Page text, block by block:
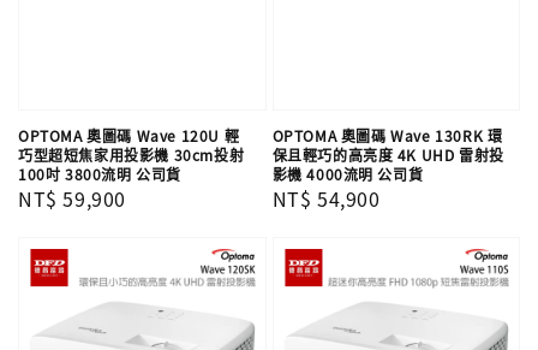
OPTOMA 奧圖碼 Wave 120U 輕
巧型超短焦家用投影機 30cm投射
100吋 3800流明 公司貨
Regular
NT$ 59,900
OPTOMA 奧圖碼 Wave 130RK 環
保且輕巧的高亮度 4K UHD 雷射投
影機 4000流明 公司貨
Regular
NT$ 54,900